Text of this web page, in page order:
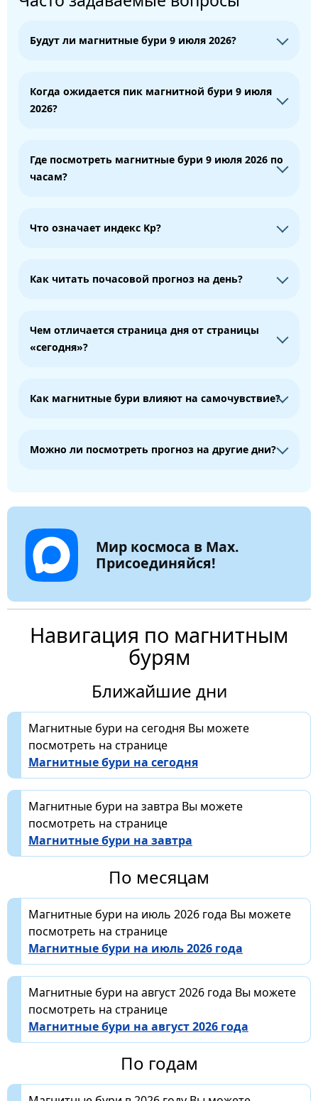
Будут ли магнитные бури 9 июля 2026?
Когда ожидается пик магнитной бури 9 июля
2026?
Где посмотреть магнитные бури 9 июля 2026 по
часам?
Что означает индекс Kp?
Как читать почасовой прогноз на день?
Чем отличается страница дня от страницы
«сегодня»?
Как магнитные бури влияют на самочувствие?
Можно ли посмотреть прогноз на другие дни?
Мир космоса в Max.
Присоединяйся!
Навигация по магнитным
бурям
Ближайшие дни
Магнитные бури на сегодня Вы можете
посмотреть на странице
Магнитные бури на сегодня
Магнитные бури на завтра Вы можете
посмотреть на странице
Магнитные бури на завтра
По месяцам
Магнитные бури на июль 2026 года Вы можете
посмотреть на странице
Магнитные бури на июль 2026 года
Магнитные бури на август 2026 года Вы можете
посмотреть на странице
Магнитные бури на август 2026 года
По годам